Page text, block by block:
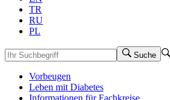
TR
RU
PL
Suche
Vorbeugen
Leben mit Diabetes
Informationen für Fachkreise